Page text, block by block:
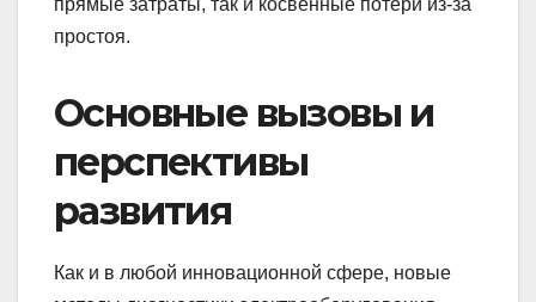
прямые затраты, так и косвенные потери из-за
простоя.
Основные вызовы и
перспективы
развития
Как и в любой инновационной сфере, новые